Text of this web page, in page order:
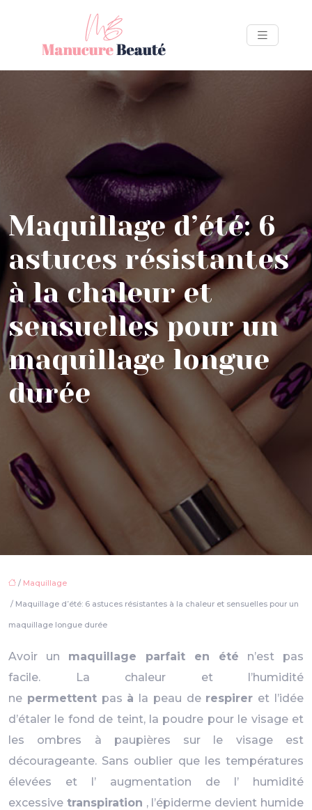
Maquillage d’été: 6
astuces résistantes
à la chaleur et
sensuelles pour un
maquillage longue
durée
/ Maquillage
/ Maquillage d’été: 6 astuces résistantes à la chaleur et sensuelles pour un
maquillage longue durée
Avoir un maquillage parfait en été n’est pas
facile. La chaleur et l’humidité
ne permettentpas à la peau de respirer et l’idée
d’étaler le fond de teint, la poudre pour le visage et
les ombres à paupières sur le visage est
décourageante. Sans oublier que les températures
élevées et l’ augmentation de l’ humidité
excessive transpiration , l’épiderme devient humide